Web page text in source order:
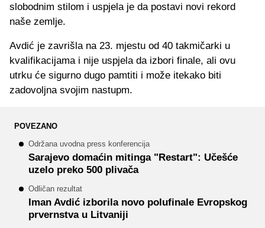
slobodnim stilom i uspjela je da postavi novi rekord
naše zemlje.
Avdić je zavrišla na 23. mjestu od 40 takmičarki u
kvalifikacijama i nije uspjela da izbori finale, ali ovu
utrku će sigurno dugo pamtiti i može itekako biti
zadovoljna svojim nastupm.
POVEZANO
Održana uvodna press konferencija
Sarajevo domaćin mitinga "Restart": Učešće
uzelo preko 500 plivača
Odličan rezultat
Iman Avdić izborila novo polufinale Evropskog
prvernstva u Litvaniji